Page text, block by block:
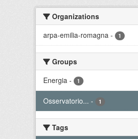
Organizations
arpa-emilia-romagna - 1
Groups
Energia - 1
Osservatorio... - 1
Tags